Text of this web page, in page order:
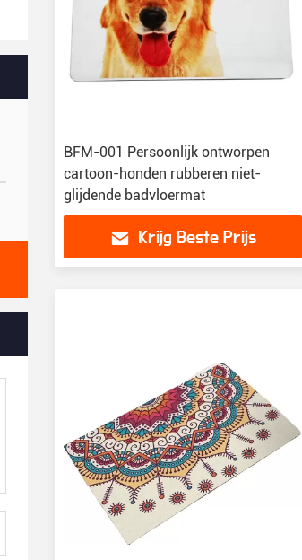
BFM-001 Persoonlijk ontworpen
cartoon-honden rubberen niet-
glijdende badvloermat
Krijg Beste Prijs